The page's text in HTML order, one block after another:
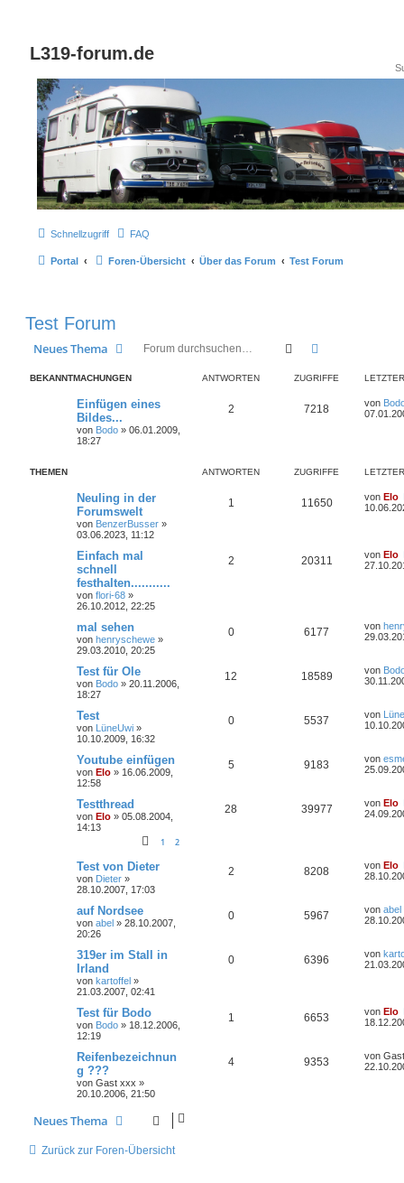
L319-forum.de
Schnellzugriff FAQ
Portal Foren-Übersicht Über das Forum Test Forum
Test Forum
Neues Thema Suche
BEKANNTMACHUNGEN ANTWORTEN ZUGRIFFE
Einfügen eines
Bildes...
von Bodo » 06.01.2009,
18:27
2 7218 von
THEMEN ANTWORTEN ZUGRIFFE
Neuling in der
Forumswelt
von BenzerBusser »
03.06.2023, 11:12
1 11650 von Elo
Einfach mal
schnell
festhalten...........
von flori-68 »
26.10.2012, 22:25
2 20311 von Elo
mal sehen
von henryschewe »
29.03.2010, 20:25
0 6177 von
Test für Ole
von Bodo » 20.11.2006,
18:27
12 18589 von
Test
von LüneUwi »
10.10.2009, 16:32
0 5537 von
Youtube einfügen
von Elo » 16.06.2009,
12:58
5 9183 von
Testthread
von Elo » 05.08.2004,
14:13
1 2
28 39977 von Elo
Test von Dieter
von Dieter »
28.10.2007, 17:03
2 8208 von Elo
auf Nordsee
von abel » 28.10.2007,
20:26
0 5967 von abel
319er im Stall in
Irland
von kartoffel »
21.03.2007, 02:41
0 6396 von
Test für Bodo
von Bodo » 18.12.2006,
12:19
1 6653 von Elo
Reifenbezeichnun
g ???
von Gast xxx »
20.10.2006, 21:50
4 9353 von
Neues Thema
Zurück zur Foren-Übersicht